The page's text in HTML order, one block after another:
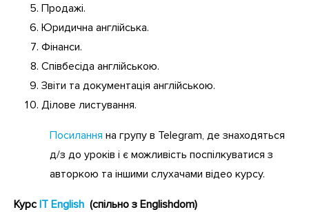
Продажі.
Юридична англійська.
Фінанси.
Співбесіда англійською.
Звіти та документація англійською.
Ділове листування.
Посилання на групу в Telegram, де знаходяться
д/з до уроків і є можливість поспілкуватися з
авторкою та іншими слухачами відео курсу.
Курс IT English (спільно з Englishdom)